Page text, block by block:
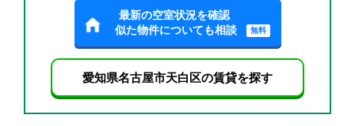
最新の空室状況を確認
似た物件についても相談
無料
愛知県名古屋市天白区の賃貸を探す